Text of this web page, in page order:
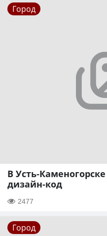
Город
В Усть-
дизайн-код
2477
Город